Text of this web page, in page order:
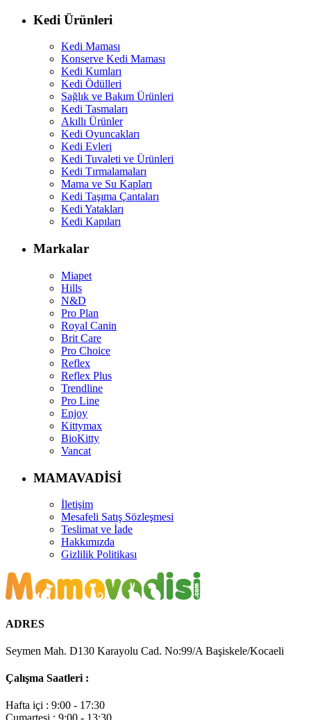
Kedi Ürünleri
Kedi Maması
Konserve Kedi Maması
Kedi Kumları
Kedi Ödülleri
Sağlık ve Bakım Ürünleri
Kedi Tasmaları
Akıllı Ürünler
Kedi Oyuncakları
Kedi Evleri
Kedi Tuvaleti ve Ürünleri
Kedi Tırmalamaları
Mama ve Su Kapları
Kedi Taşıma Çantaları
Kedi Yatakları
Kedi Kapıları
Markalar
Miapet
Hills
N&D
Pro Plan
Royal Canin
Brit Care
Pro Choice
Reflex
Reflex Plus
Trendline
Pro Line
Enjoy
Kittymax
BioKitty
Vancat
MAMAVADİSİ
İletişim
Mesafeli Satış Sözleşmesi
Teslimat ve İade
Hakkımızda
Gizlilik Politikası
ADRES
Seymen Mah. D130 Karayolu Cad. No:99/A Başiskele/Kocaeli
Çalışma Saatleri :
Hafta içi : 9:00 - 17:30